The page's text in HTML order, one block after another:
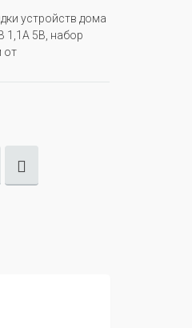
устройств дома
1,1A 5В, набор
от